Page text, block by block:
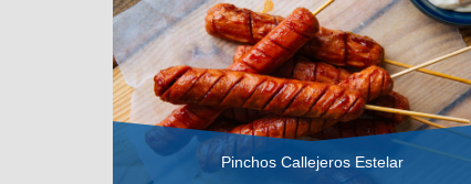
Pinchos Callejeros Estelar